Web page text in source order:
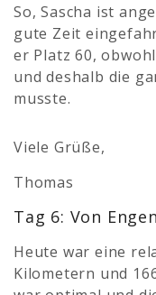
So, Sascha ist
gute Zeit
er Platz 60,
und deshalb die
musste.
Viele Grüße,
Thomas
Tag 6: Von
Heute war eine
Kilometern und